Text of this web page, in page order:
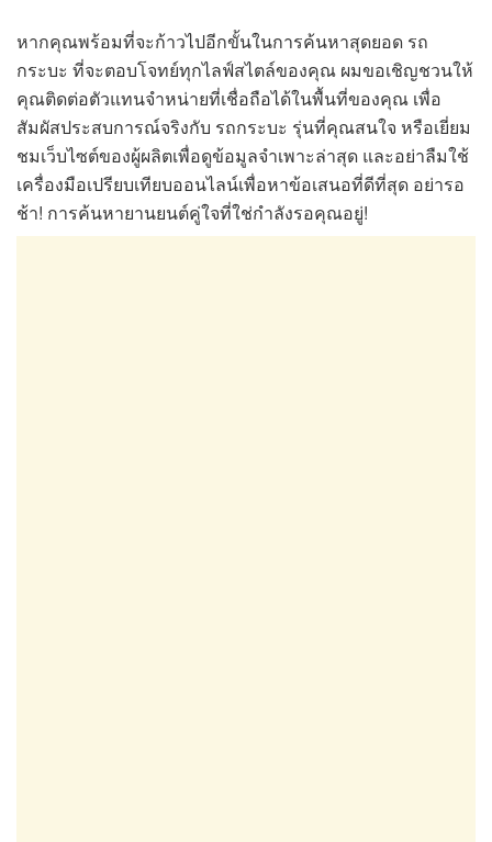
หากคุณพร้อมที่จะก้าวไปอีกขั้นในการค้นหาสุดยอด รถ
กระบะ ที่จะตอบโจทย์ทุกไลฟ์สไตล์ของคุณ ผมขอเชิญชวนให้
คุณติดต่อตัวแทนจำหน่ายที่เชื่อถือได้ในพื้นที่ของคุณ เพื่อ
สัมผัสประสบการณ์จริงกับ รถกระบะ รุ่นที่คุณสนใจ หรือเยี่ยม
ชมเว็บไซต์ของผู้ผลิตเพื่อดูข้อมูลจำเพาะล่าสุด และอย่าลืมใช้
เครื่องมือเปรียบเทียบออนไลน์เพื่อหาข้อเสนอที่ดีที่สุด อย่ารอ
ช้า! การค้นหายานยนต์คู่ใจที่ใช่กำลังรอคุณอยู่!